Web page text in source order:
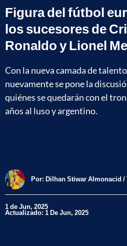
Figura del fútbol
los sucesores de
Ronaldo y Lionel
Con la nueva camada de
nuevamente se pone la
quiénes se quedarán con el
años al luso y argentino.
Por: Dilhan Stiwar Almonacid
1 de Jun, 2025
Actualizado: 1 De Jun, 2025